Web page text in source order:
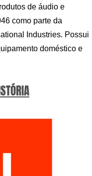
de áudio e
como parte da
Industries. Possui
doméstico e